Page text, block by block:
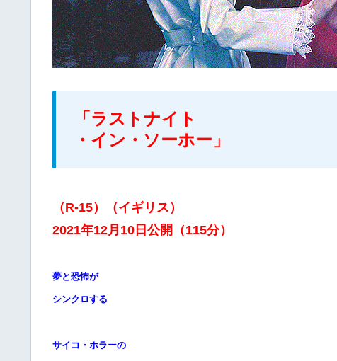
「ラストナイト
・イン・ソーホー」
（R-15）（イギリス）
2021年12月10日公開（115分）
夢と恐怖が
シンクロする
サイコ・ホラーの